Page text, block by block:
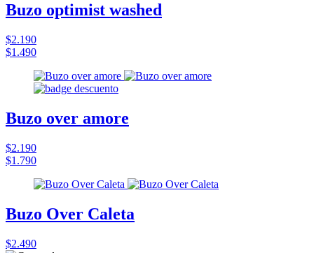
Buzo optimist washed
$2.190
$1.490
Buzo over amore
$2.190
$1.790
Buzo Over Caleta
$2.490